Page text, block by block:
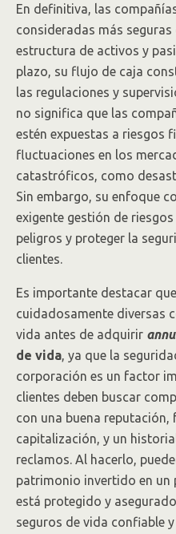
En definitiva, las
consideradas más
estructura de activos y
plazo, su flujo de caja
las regulaciones y
no significa que las
estén expuestas a riesgos
fluctuaciones en los
catastróficos, como
Sin embargo, su enfoque
exigente gestión de
peligros y proteger la
clientes.
Es importante destacar
cuidadosamente diversas
vida antes de adquirir
de vida, ya que la
corporación es un factor
clientes deben buscar
con una buena reputación,
capitalización, y un
reclamos. Al hacerlo,
patrimonio invertido en un
está protegido y
seguros de vida confiable